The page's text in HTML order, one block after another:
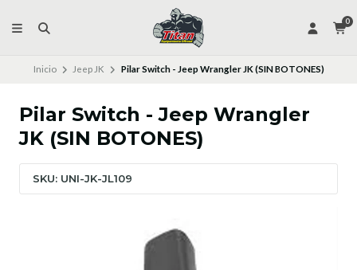
0
Inicio Jeep JK Pilar Switch - Jeep Wrangler JK (SIN BOTONES)
Pilar Switch - Jeep Wrangler
JK (SIN BOTONES)
SKU: UNI-JK-JL109